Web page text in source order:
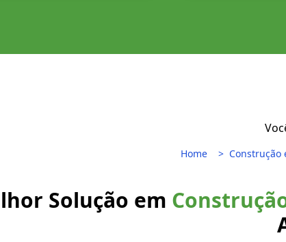
Home Construção
Solução em